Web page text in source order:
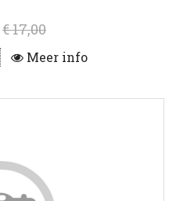
€ 17,00
Meer info